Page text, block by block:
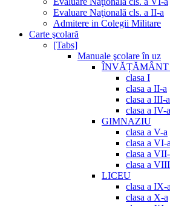
Evaluare Naţională cls. a II-a
Admitere in Colegii Militare
Carte şcolară
[Tabs]
Manuale şcolare în uz
ÎNVĂȚĂMÂNT
clasa I
clasa a II-a
clasa a III-a
clasa a IV-a
GIMNAZIU
clasa a V-a
clasa a VI-a
clasa a
clasa a
LICEU
clasa a IX-a
clasa a X-a